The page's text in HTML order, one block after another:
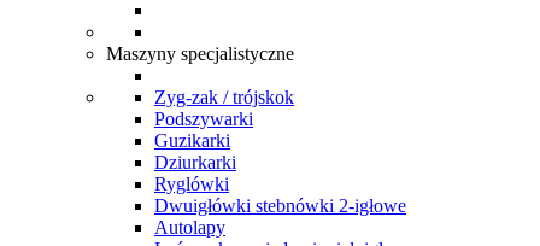
Maszyny specjalistyczne
Zyg-zak / trójskok
Podszywarki
Guzikarki
Dziurkarki
Ryglówki
Dwuigłówki stebnówki 2-igłowe
Autolapy